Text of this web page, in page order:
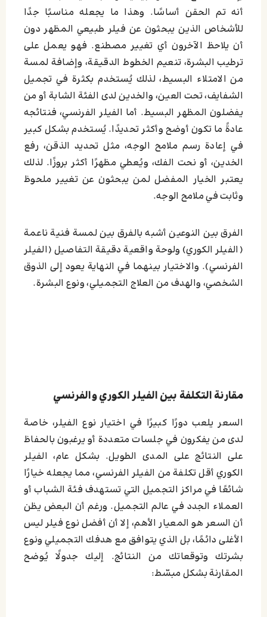
أنه تم الحقن أساسًا. وهذا ما يجعله مناسبًا جدًا
للأشخاص الذين يبحثون عن فيلر طبيعي المظهر دون
أن يلاحظ الآخرون أي تغيير مصطنع. فهو يعمل على
ترطيب البشرة، تنعيم الخطوط الدقيقة، وإضافة لمسة
من الامتلاء البسيط، لذلك يُستخدم بكثرة في تجميل
الشفايف، تحت العين، والخدين لدى الفئة الشابة أو من
يفضلون المظهر البسيط. أما الفيلر الفرنسي، فنتائجه
عادةً ما تكون أوضح وأكثر تحديدًا. يُستخدم بشكل كبير
في إعادة رسم ملامح الوجه، مثل تحديد الذقن، رفع
الخدين، أو نحت الفك، ويُعطي مظهرًا أكثر بروزًا. لذلك
يعتبر الخيار المفضل لمن يبحثون عن تغيير ملحوظ
وثابت في ملامح الوجه.
الفرق بين النوعين أشبه بالفرق بين لمسة فنية ناعمة
(الفيلر الكوري) ولوحة واقعية دقيقة التفاصيل (الفيلر
الفرنسي). والاختيار بينهما في النهاية يعود إلى الذوق
الشخصي، والهدف من العلاج التجميلي، ونوع البشرة.
مقارنة التكلفة بين الفيلر الكوري والفرنسي
السعر يلعب دورًا كبيرًا في اختيار نوع الفيلر، خاصة
لدى من يفكرون في جلسات متعددة أو يرغبون بالحفاظ
على النتائج على المدى الطويل. بشكل عام، الفيلر
الكوري أقل تكلفة من الفيلر الفرنسي، مما يجعله خيارًا
شائعًا في مراكز التجميل التي تستهدف فئة الشباب أو
العملاء الجدد في عالم التجميل. ورغم أن البعض يظن
أن السعر هو المعيار الأهم، إلا أن أفضل نوع فيلر ليس
الأغلى دائمًا، بل الذي يتوافق مع هدفك التجميلي ونوع
بشرتك وتوقعاتك من النتائج. إليك جدولًا يُوضح
المقارنة بشكل مبسّط: